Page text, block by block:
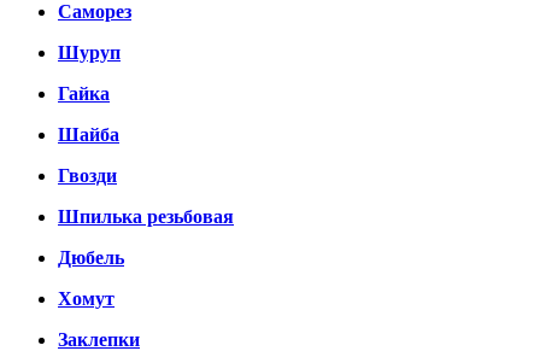
Саморез
Шуруп
Гайка
Шайба
Гвозди
Шпилька резьбовая
Дюбель
Хомут
Заклепки